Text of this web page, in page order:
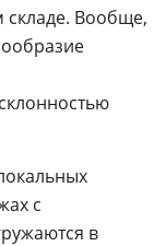
складе. Вообще,
с
в